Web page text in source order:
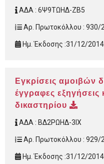
ΑΔΑ : 6Ψ9ΤΩΗΔ-ΖΒ5
Αρ. Πρωτοκόλλου : 930/
Ημ. Έκδοσης :31/12/2014
Εγκρίσεις αμοιβών
έγγραφες
δικαστηρίου
ΑΔΑ : ΒΔ2ΡΩΗΔ-3ΙΧ
Αρ. Πρωτοκόλλου : 929/
Ημ. Έκδοσης :31/12/2014